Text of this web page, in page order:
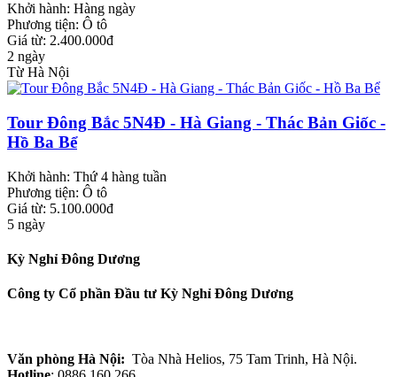
Khởi hành: Hàng ngày
Phương tiện: Ô tô
Giá từ: 2.400.000đ
2 ngày
Từ Hà Nội
Tour Đông Bắc 5N4Đ - Hà Giang - Thác Bản Giốc -
Hồ Ba Bể
Khởi hành: Thứ 4 hàng tuần
Phương tiện: Ô tô
Giá từ: 5.100.000đ
5 ngày
Kỳ Nghỉ Đông Dương
Công ty Cổ phần Đầu tư Kỳ Nghỉ Đông Dương
Văn phòng Hà Nội: Tòa Nhà Helios, 75 Tam Trinh, Hà Nội.